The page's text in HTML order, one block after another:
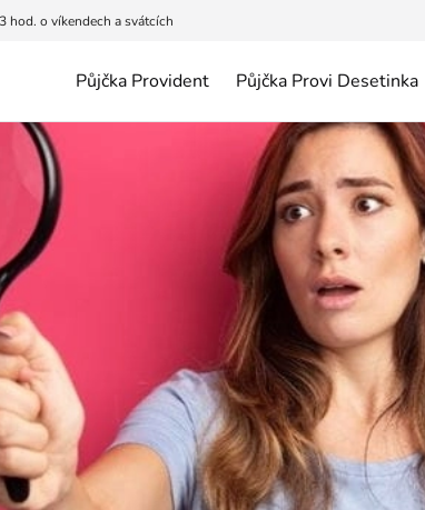
hod. o víkendech a svátcích
Půjčka Provident Půjčka Provi Desetinka